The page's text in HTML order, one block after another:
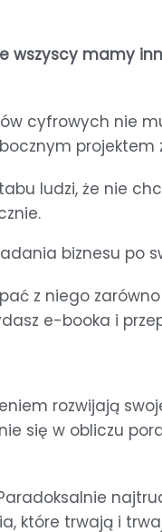
wszyscy mamy
cyfrowych nie
ludzi, że nie
biznesu po
z niego
e-booka i
rozwijają
się w obliczu
które trwają i